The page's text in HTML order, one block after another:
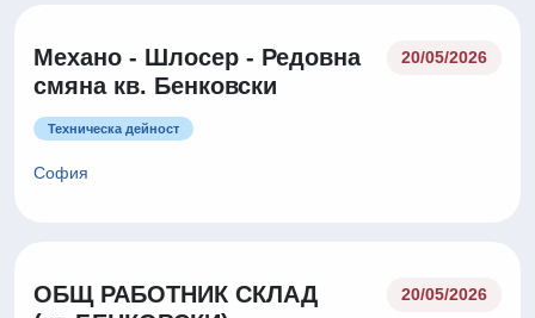
Механо - Шлосер - Редовна
смяна кв. Бенковски
20/05/2026
Техническа дейност
София
ОБЩ РАБОТНИК СКЛАД
20/05/2026